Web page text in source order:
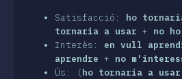
Satisfacció: ho
tornaria a usar + no
Interès: en vull
aprendre + no
Ús: (ho tornaria a usar